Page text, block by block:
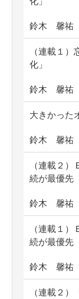
鈴木 馨祐
（連載１
化」
鈴木 馨祐
大きかった
鈴木 馨祐
（連載２
続が最優先
鈴木 馨祐
（連載１
続が最優
鈴木 馨祐
（連載２